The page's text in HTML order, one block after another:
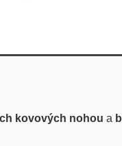
kovových nohou a